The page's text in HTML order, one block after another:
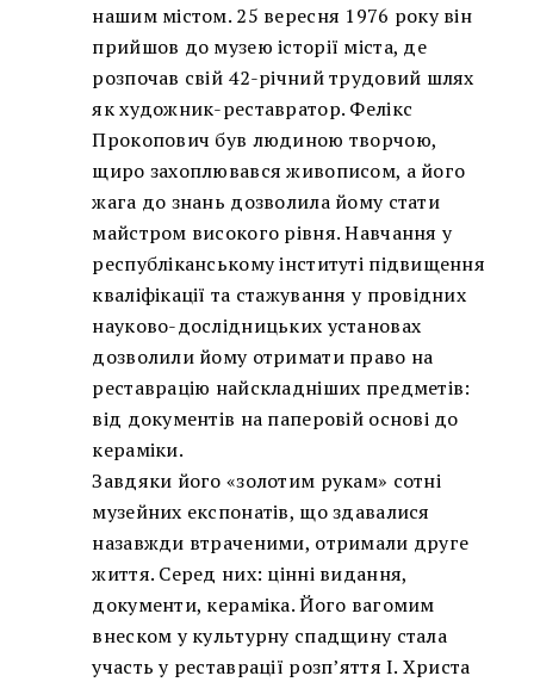
нашим містом. 25 вересня 1976 року він
прийшов до музею історії міста, де
розпочав свій 42-річний трудовий шлях
як художник-реставратор. Фелікс
Прокопович був людиною творчою,
щиро захоплювався живописом, а його
жага до знань дозволила йому стати
майстром високого рівня. Навчання у
республіканському інституті підвищення
кваліфікації та стажування у провідних
науково-дослідницьких установах
дозволили йому отримати право на
реставрацію найскладніших предметів:
від документів на паперовій основі до
кераміки.
Завдяки його «золотим рукам» сотні
музейних експонатів, що здавалися
назавжди втраченими, отримали друге
життя. Серед них: цінні видання,
документи, кераміка. Його вагомим
внеском у культурну спадщину стала
участь у реставрації розп’яття І. Христа